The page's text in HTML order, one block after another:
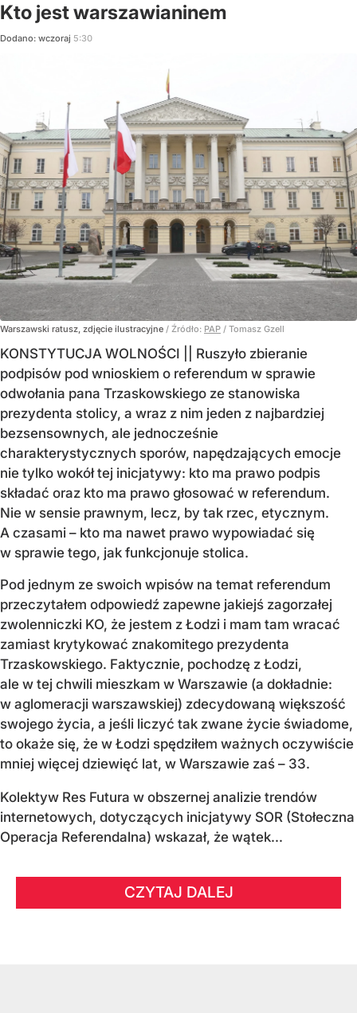
Kto jest warszawianinem
Dodano: wczoraj 5:30
Warszawski ratusz, zdjęcie ilustracyjne / Źródło: PAP / Tomasz Gzell
KONSTYTUCJA WOLNOŚCI || Ruszyło zbieranie
podpisów pod wnioskiem o referendum w sprawie
odwołania pana Trzaskowskiego ze stanowiska
prezydenta stolicy, a wraz z nim jeden z najbardziej
bezsensownych, ale jednocześnie
charakterystycznych sporów, napędzających emocje
nie tylko wokół tej inicjatywy: kto ma prawo podpis
składać oraz kto ma prawo głosować w referendum.
Nie w sensie prawnym, lecz, by tak rzec, etycznym.
A czasami – kto ma nawet prawo wypowiadać się
w sprawie tego, jak funkcjonuje stolica.
Pod jednym ze swoich wpisów na temat referendum
przeczytałem odpowiedź zapewne jakiejś zagorzałej
zwolenniczki KO, że jestem z Łodzi i mam tam wracać
zamiast krytykować znakomitego prezydenta
Trzaskowskiego. Faktycznie, pochodzę z Łodzi,
ale w tej chwili mieszkam w Warszawie (a dokładnie:
w aglomeracji warszawskiej) zdecydowaną większość
swojego życia, a jeśli liczyć tak zwane życie świadome,
to okaże się, że w Łodzi spędziłem ważnych oczywiście
mniej więcej dziewięć lat, w Warszawie zaś – 33.
Kolektyw Res Futura w obszernej analizie trendów
internetowych, dotyczących inicjatywy SOR (Stołeczna
Operacja Referendalna) wskazał, że wątek...
CZYTAJ DALEJ